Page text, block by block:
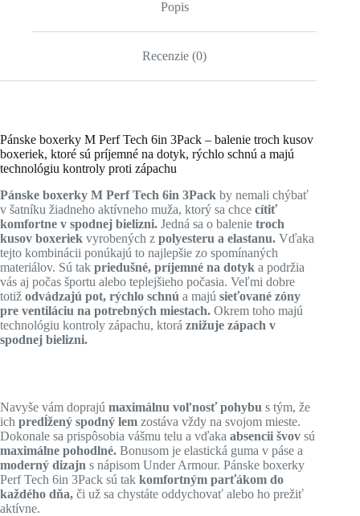
Popis
Recenzie (0)
Pánske boxerky M Perf Tech 6in 3Pack – balenie troch kusov
boxeriek, ktoré sú príjemné na dotyk, rýchlo schnú a majú
technológiu kontroly proti zápachu
Pánske boxerky M Perf Tech 6in 3Pack by nemali chýbať
v šatníku žiadneho aktívneho muža, ktorý sa chce cítiť
komfortne v spodnej bielizni. Jedná sa o balenie troch
kusov boxeriek vyrobených z polyesteru a elastanu. Vďaka
tejto kombinácii ponúkajú to najlepšie zo spomínaných
materiálov. Sú tak priedušné, príjemné na dotyk a podržia
vás aj počas športu alebo teplejšieho počasia. Veľmi dobre
totiž odvádzajú pot, rýchlo schnú a majú sieťované zóny
pre ventiláciu na potrebných miestach. Okrem toho majú
technológiu kontroly zápachu, ktorá znižuje zápach v
spodnej bielizni.
Navyše vám doprajú maximálnu voľnosť pohybu s tým, že
ich predĺžený spodný lem zostáva vždy na svojom mieste.
Dokonale sa prispôsobia vášmu telu a vďaka absencii švov sú
maximálne pohodlné. Bonusom je elastická guma v páse a
moderný dizajn s nápisom Under Armour. Pánske boxerky
Perf Tech 6in 3Pack sú tak komfortným parťákom do
každého dňa, či už sa chystáte oddychovať alebo ho prežiť
aktívne.